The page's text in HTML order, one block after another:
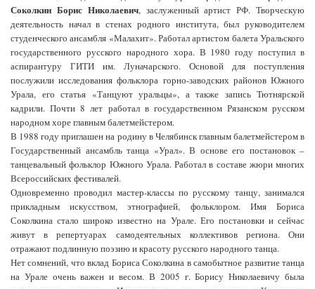
Соколкин Борис Николаевич, заслуженный артист РФ. Творческую
деятельность начал в стенах родного института, был руководителем
студенческого ансамбля «Малахит». Работал артистом балета Уральского
государственного русского народного хора. В 1980 году поступил в
аспирантуру ГИТИ им. Луначарского. Основой для поступления
послужили исследования фольклора горно-заводских районов Южного
Урала, его статья «Танцуют уральцы», а также запись Тютнярской
кадрили. Почти 8 лет работал в государственном Рязанском русском
народном хоре главным балетмейстером.
В 1988 году приглашен на родину в Челябинск главным балетмейстером в
Государственный ансамбль танца «Урал». В основе его постановок –
танцевальный фольклор Южного Урала. Работал в составе жюри многих
Всероссийских фестивалей.
Одновременно проводил мастер-классы по русскому танцу, занимался
прикладным искусством, этнографией, фольклором. Имя Бориса
Соколкина стало широко известно на Урале. Его постановки и сейчас
живут в репертуарах самодеятельных коллективов региона. Они
отражают подлинную поэзию и красоту русского народного танца.
Нет сомнений, что вклад Бориса Соколкина в самобытное развитие танца
на Урале очень важен и весом. В 2005 г. Борису Николаевичу была